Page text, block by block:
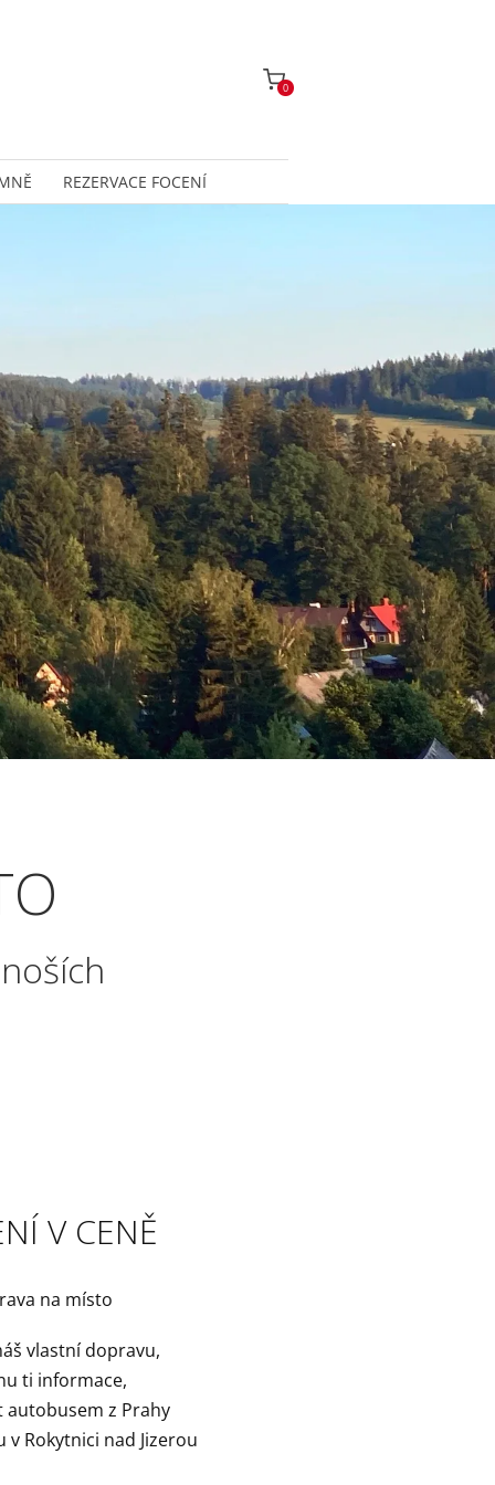
0
REZERVACE FOCENÍ
V CENĚ
na místo
vlastní dopravu,
ti informace,
autobusem z Prahy
Rokytnici nad Jizerou